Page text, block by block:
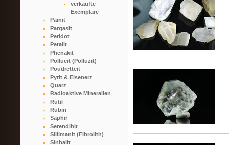
verkaufte
Exemplare
Painit
Pargasit
Peridot
Petalit
Phenakit
Pollucit (Polluzit)
Poudretteit
Pyrit & Eisenerz
Quarz
Radioaktive Mineralien
Rutil
Rubin
Saphir
Serendibit
Sillimanit (Fibrolith)
Sinhalit